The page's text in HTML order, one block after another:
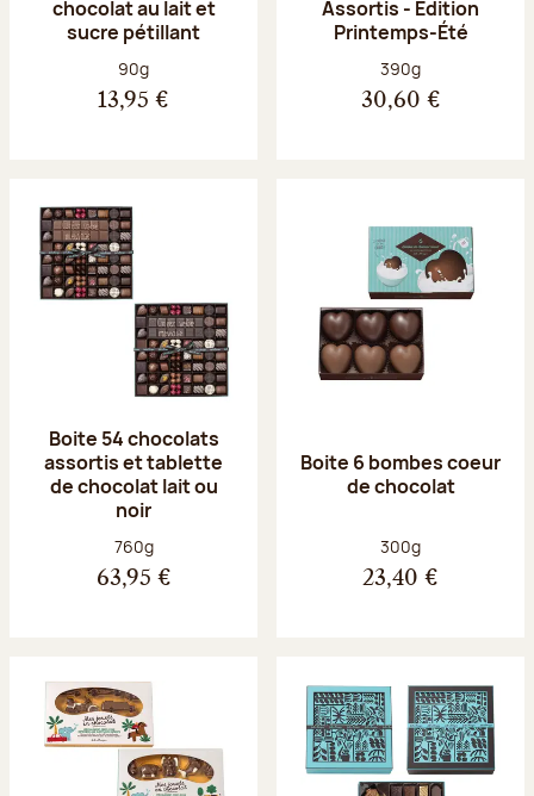
chocolat au lait et
sucre pétillant
Poids net :
90g
13,95 €
Assortis - Édition
Printemps-Été
Poids net :
390g
30,60 €
Boite 54 chocolats
assortis et tablette
de chocolat lait ou
noir
Poids net :
760g
63,95 €
Boite 6 bombes coeur
de chocolat
Poids net :
300g
23,40 €